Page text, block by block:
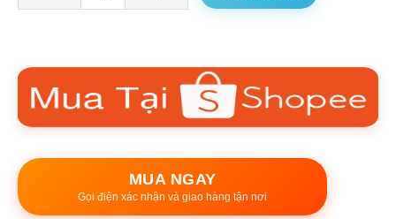
MUA NGAY
Gọi điện xác nhận và giao hàng tận nơi